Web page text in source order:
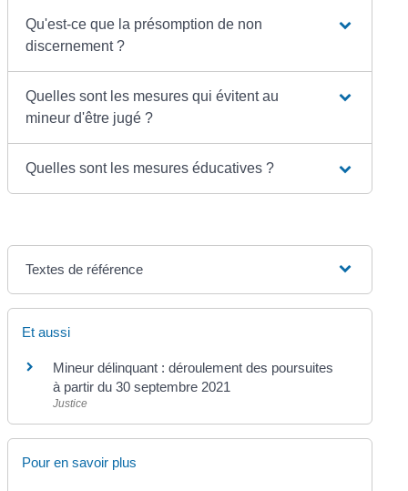
Qu'est-ce que la présomption de non
discernement ?
Quelles sont les mesures qui évitent au
mineur d'être jugé ?
Quelles sont les mesures éducatives ?
Textes de référence
Et aussi
Mineur délinquant : déroulement des poursuites
à partir du 30 septembre 2021
Justice
Pour en savoir plus